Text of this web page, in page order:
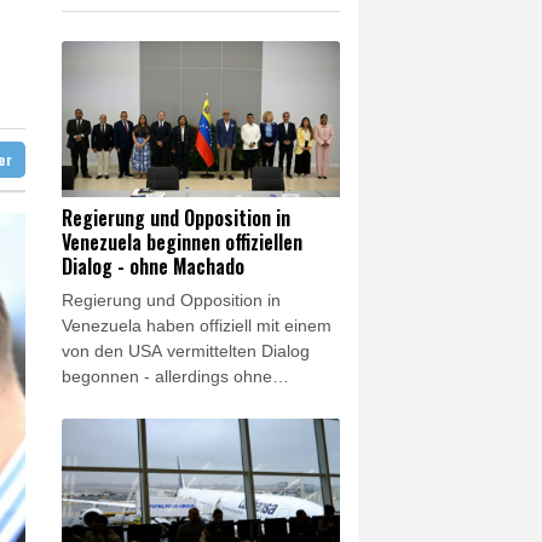
Regierung und Opposition in
Venezuela beginnen offiziellen
Dialog - ohne Machado
Regierung und Opposition in
Venezuela haben offiziell mit einem
von den USA vermittelten Dialog
begonnen - allerdings ohne
Corina Machado. Bei den
Gesprächen solle es um die
Stärkung der Demokratie und die
Garantie politischer Rechte gehen,
hieß es am Donnerstag beim